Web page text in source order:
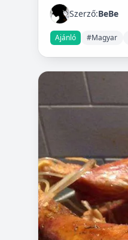
Szerző:BeBe
Ajánló #Magyar